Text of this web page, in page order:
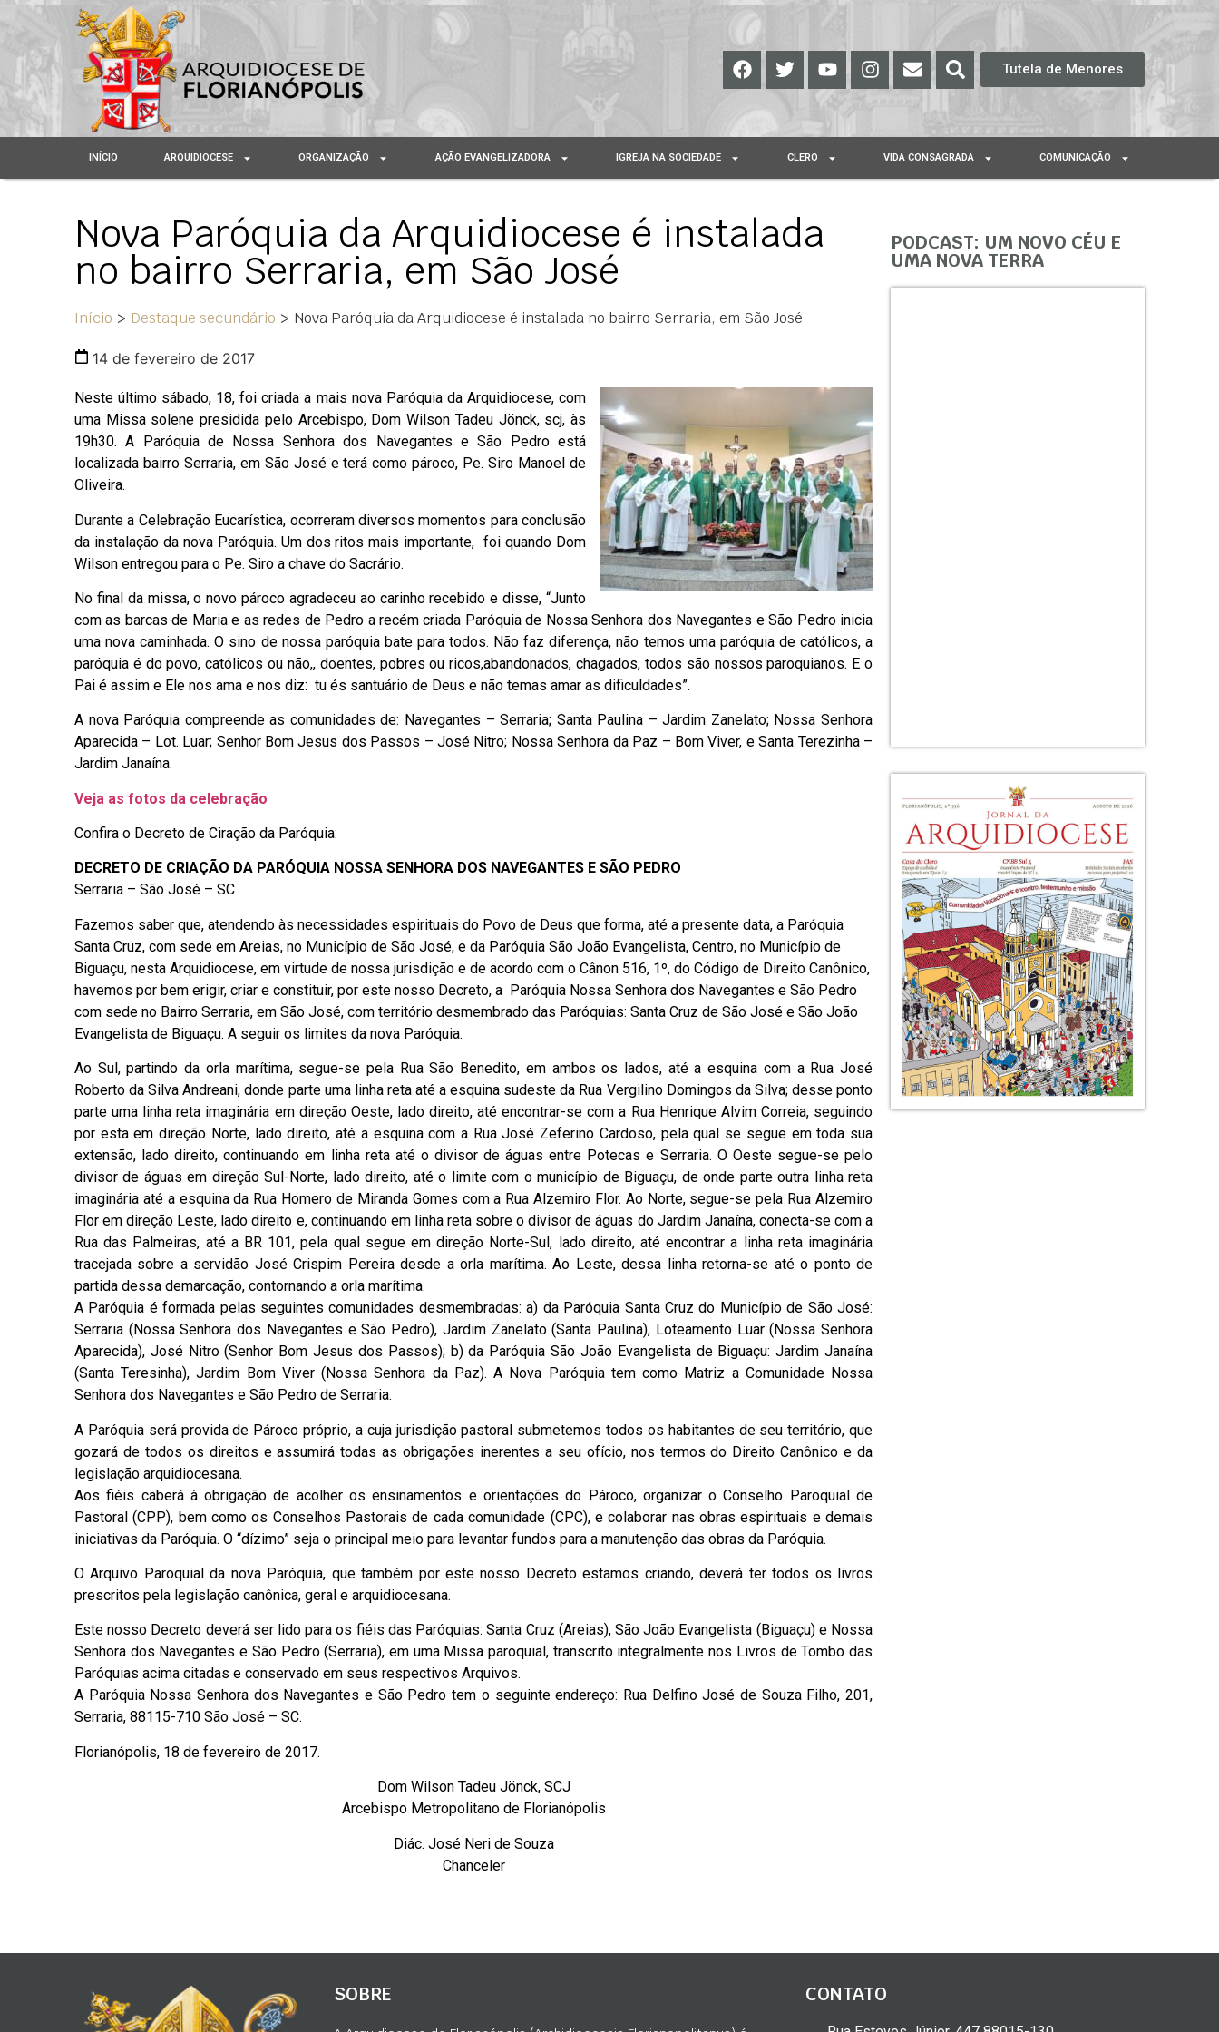
Tutela de Menores
INÍCIO ARQUIDIOCESE ORGANIZAÇÃO AÇÃO EVANGELIZADORA IGREJA NA SOCIEDADE CLERO VIDA CONSAGRADA COMUNICAÇÃO
Nova Paróquia da Arquidiocese é instalada
no bairro Serraria, em São José
Início > Destaque secundário > Nova Paróquia da Arquidiocese é instalada no bairro Serraria, em São José
14 de fevereiro de 2017
Neste último sábado, 18, foi criada a mais nova Paróquia da Arquidiocese, com
uma Missa solene presidida pelo Arcebispo, Dom Wilson Tadeu Jönck, scj, às
19h30. A Paróquia de Nossa Senhora dos Navegantes e São Pedro está
localizada bairro Serraria, em São José e terá como pároco, Pe. Siro Manoel de
Oliveira.
Durante a Celebração Eucarística, ocorreram diversos momentos para conclusão
da instalação da nova Paróquia. Um dos ritos mais importante, foi quando Dom
Wilson entregou para o Pe. Siro a chave do Sacrário.
No final da missa, o novo pároco agradeceu ao carinho recebido e disse, “Junto
com as barcas de Maria e as redes de Pedro a recém criada Paróquia de Nossa Senhora dos Navegantes e São Pedro inicia
uma nova caminhada. O sino de nossa paróquia bate para todos. Não faz diferença, não temos uma paróquia de católicos, a
paróquia é do povo, católicos ou não,, doentes, pobres ou ricos,abandonados, chagados, todos são nossos paroquianos. E o
Pai é assim e Ele nos ama e nos diz: tu és santuário de Deus e não temas amar as dificuldades”.
A nova Paróquia compreende as comunidades de: Navegantes – Serraria; Santa Paulina – Jardim Zanelato; Nossa Senhora
Aparecida – Lot. Luar; Senhor Bom Jesus dos Passos – José Nitro; Nossa Senhora da Paz – Bom Viver, e Santa Terezinha –
Jardim Janaína.
Veja as fotos da celebração
Confira o Decreto de Ciração da Paróquia:
DECRETO DE CRIAÇÃO DA PARÓQUIA NOSSA SENHORA DOS NAVEGANTES E SÃO PEDRO
Serraria – São José – SC
Fazemos saber que, atendendo às necessidades espirituais do Povo de Deus que forma, até a presente data, a Paróquia
Santa Cruz, com sede em Areias, no Município de São José, e da Paróquia São João Evangelista, Centro, no Município de
Biguaçu, nesta Arquidiocese, em virtude de nossa jurisdição e de acordo com o Cânon 516, 1º, do Código de Direito Canônico,
havemos por bem erigir, criar e constituir, por este nosso Decreto, a Paróquia Nossa Senhora dos Navegantes e São Pedro
com sede no Bairro Serraria, em São José, com território desmembrado das Paróquias: Santa Cruz de São José e São João
Evangelista de Biguaçu. A seguir os limites da nova Paróquia.
Ao Sul, partindo da orla marítima, segue-se pela Rua São Benedito, em ambos os lados, até a esquina com a Rua José
Roberto da Silva Andreani, donde parte uma linha reta até a esquina sudeste da Rua Vergilino Domingos da Silva; desse ponto
parte uma linha reta imaginária em direção Oeste, lado direito, até encontrar-se com a Rua Henrique Alvim Correia, seguindo
por esta em direção Norte, lado direito, até a esquina com a Rua José Zeferino Cardoso, pela qual se segue em toda sua
extensão, lado direito, continuando em linha reta até o divisor de águas entre Potecas e Serraria. O Oeste segue-se pelo
divisor de águas em direção Sul-Norte, lado direito, até o limite com o município de Biguaçu, de onde parte outra linha reta
imaginária até a esquina da Rua Homero de Miranda Gomes com a Rua Alzemiro Flor. Ao Norte, segue-se pela Rua Alzemiro
Flor em direção Leste, lado direito e, continuando em linha reta sobre o divisor de águas do Jardim Janaína, conecta-se com a
Rua das Palmeiras, até a BR 101, pela qual segue em direção Norte-Sul, lado direito, até encontrar a linha reta imaginária
tracejada sobre a servidão José Crispim Pereira desde a orla marítima. Ao Leste, dessa linha retorna-se até o ponto de
partida dessa demarcação, contornando a orla marítima.
A Paróquia é formada pelas seguintes comunidades desmembradas: a) da Paróquia Santa Cruz do Município de São José:
Serraria (Nossa Senhora dos Navegantes e São Pedro), Jardim Zanelato (Santa Paulina), Loteamento Luar (Nossa Senhora
Aparecida), José Nitro (Senhor Bom Jesus dos Passos); b) da Paróquia São João Evangelista de Biguaçu: Jardim Janaína
(Santa Teresinha), Jardim Bom Viver (Nossa Senhora da Paz). A Nova Paróquia tem como Matriz a Comunidade Nossa
Senhora dos Navegantes e São Pedro de Serraria.
A Paróquia será provida de Pároco próprio, a cuja jurisdição pastoral submetemos todos os habitantes de seu território, que
gozará de todos os direitos e assumirá todas as obrigações inerentes a seu ofício, nos termos do Direito Canônico e da
legislação arquidiocesana.
Aos fiéis caberá à obrigação de acolher os ensinamentos e orientações do Pároco, organizar o Conselho Paroquial de
Pastoral (CPP), bem como os Conselhos Pastorais de cada comunidade (CPC), e colaborar nas obras espirituais e demais
iniciativas da Paróquia. O “dízimo” seja o principal meio para levantar fundos para a manutenção das obras da Paróquia.
O Arquivo Paroquial da nova Paróquia, que também por este nosso Decreto estamos criando, deverá ter todos os livros
prescritos pela legislação canônica, geral e arquidiocesana.
Este nosso Decreto deverá ser lido para os fiéis das Paróquias: Santa Cruz (Areias), São João Evangelista (Biguaçu) e Nossa
Senhora dos Navegantes e São Pedro (Serraria), em uma Missa paroquial, transcrito integralmente nos Livros de Tombo das
Paróquias acima citadas e conservado em seus respectivos Arquivos.
A Paróquia Nossa Senhora dos Navegantes e São Pedro tem o seguinte endereço: Rua Delfino José de Souza Filho, 201,
Serraria, 88115-710 São José – SC.
Florianópolis, 18 de fevereiro de 2017.
Dom Wilson Tadeu Jönck, SCJ
Arcebispo Metropolitano de Florianópolis
Diác. José Neri de Souza
Chanceler
PODCAST: UM NOVO CÉU E
UMA NOVA TERRA
SOBRE CONTATO